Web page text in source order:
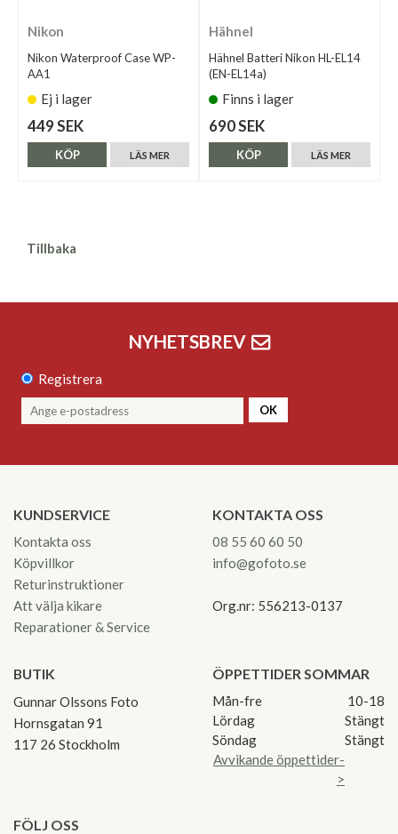
Nikon
Nikon Waterproof Case WP-
AA1
Ej i lager
449 SEK
LÄS MER
KÖP
Hähnel
Hähnel Batteri Nikon HL-EL14
(EN-EL14a)
Finns i lager
690 SEK
LÄS MER
KÖP
Tillbaka
NYHETSBREV
Registrera
OK
KUNDSERVICE
Kontakta oss
Köpvillkor
Returinstruktioner
Att välja kikare
Reparationer & Service
KONTAKTA OSS
08 55 60 60 50
info@gofoto.se
Org.nr: 556213-0137
BUTIK
Gunnar Olssons Foto
Hornsgatan 91
117 26 Stockholm
ÖPPETTIDER SOMMAR
Mån-fre
10-18
Lördag
Stängt
Söndag
Stängt
Avvikande öppettider-
>
FÖLJ OSS